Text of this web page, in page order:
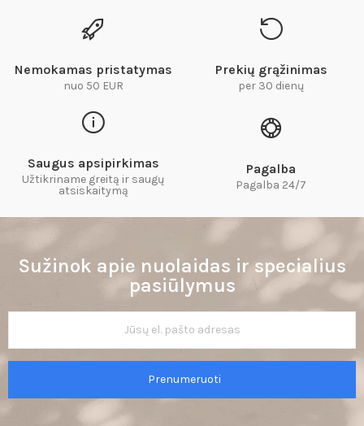
Nemokamas pristatymas
nuo 50 EUR
Prekių grąžinimas
per 30 dienų
Saugus apsipirkimas
Užtikriname greitą ir saugų
atsiskaitymą​
Pagalba
Pagalba 24/7
Sužinok apie nuolaidas ir specialius
pasiūlymus
Prenumeruoti